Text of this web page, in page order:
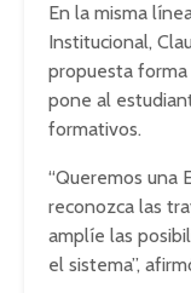
En la misma
Institucional,
propuesta
pone al
formativos.
“Queremos una
reconozca las
amplíe las
el sistema”,